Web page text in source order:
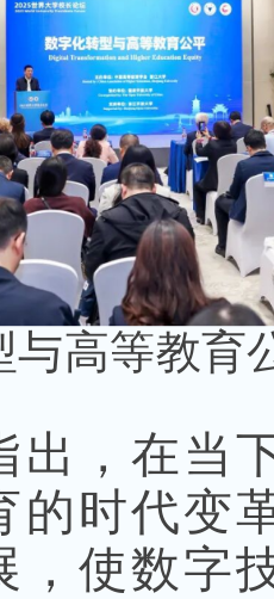
与高等教育
出，在当
的时代变
，使数字